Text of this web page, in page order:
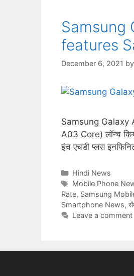
Samsung
features
December 6, 2021 by
Samsung Galaxy
A03 Core) लॉन्च
इंच एचडी प्लस
Categories
Hindi News
Tags
Mobile Phone
Rate, Samsung
Smartphone News,
Leave a comment